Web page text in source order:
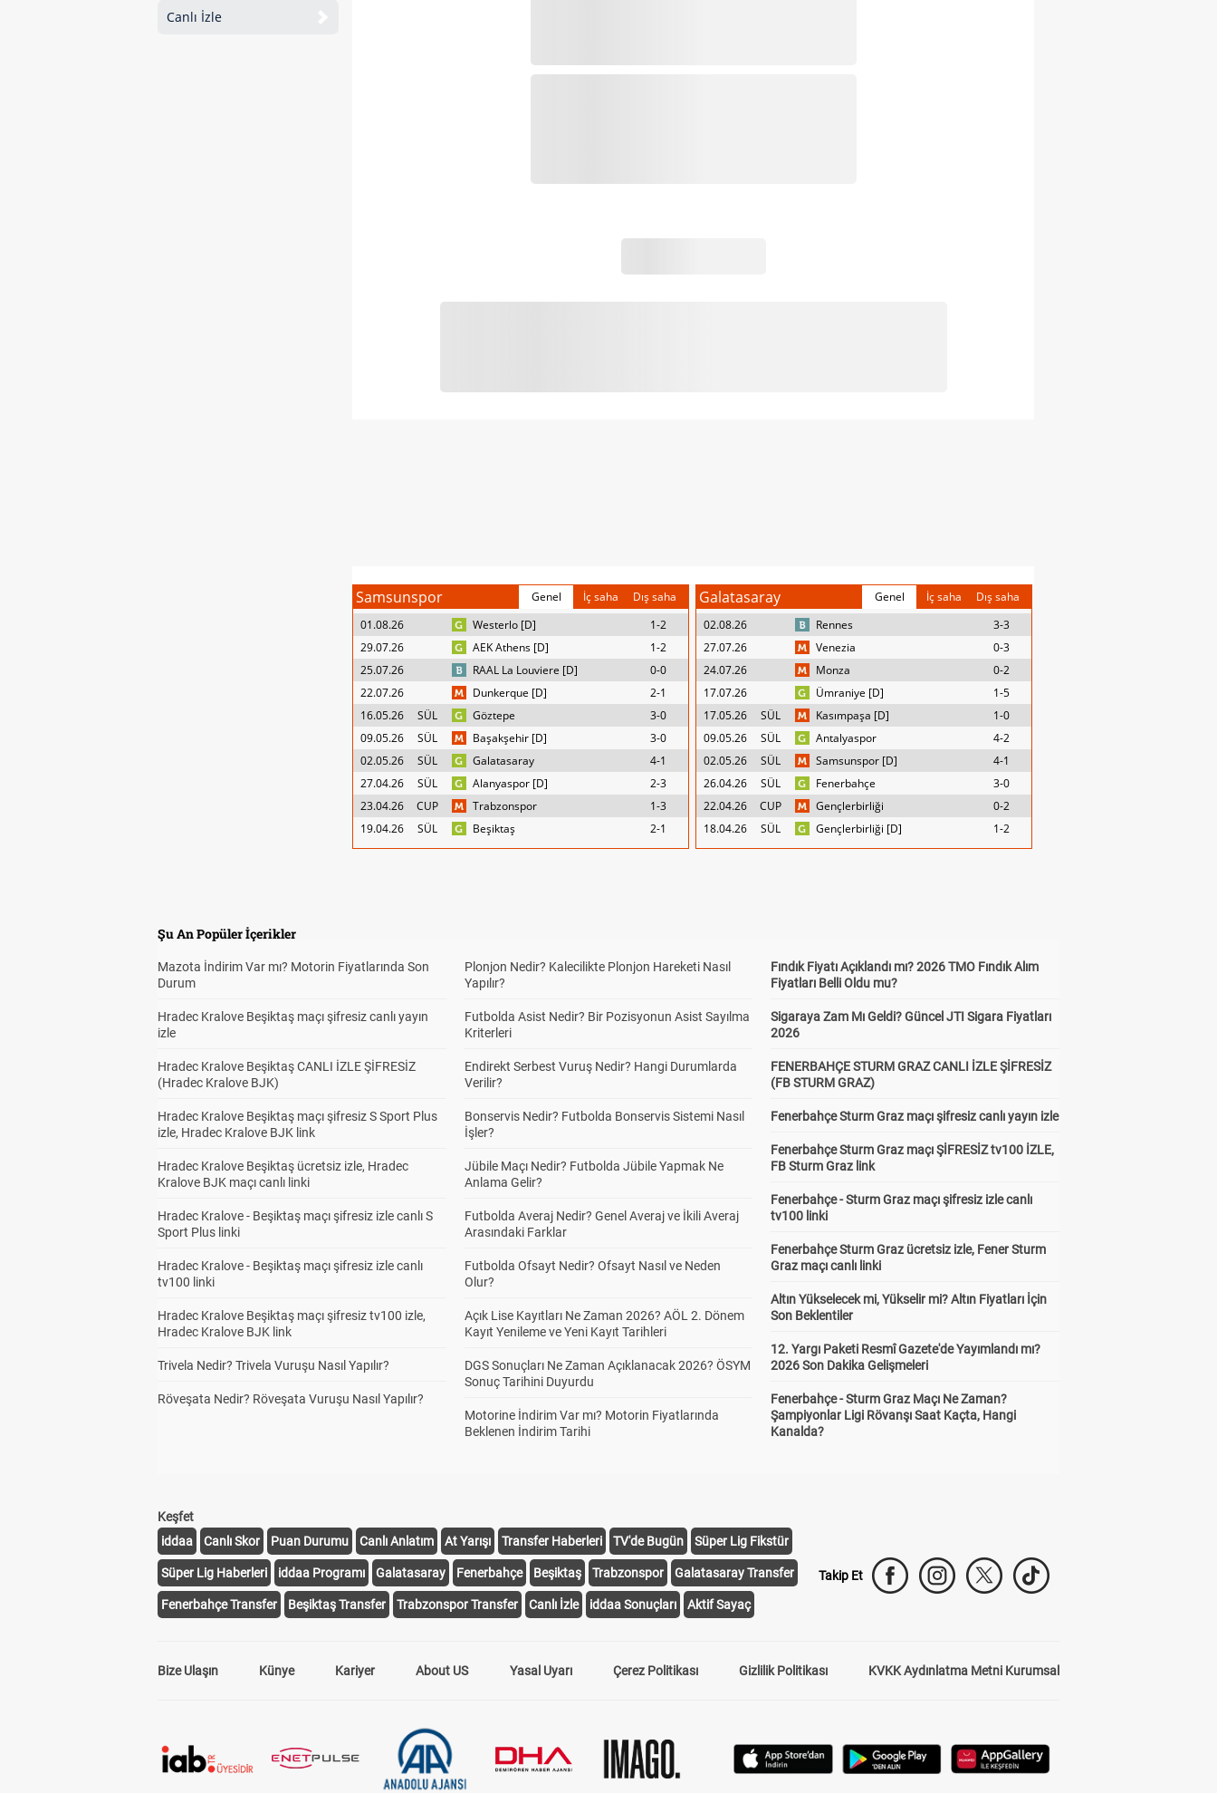
Canlı İzle
Samsunspor Genel İç saha
Dış saha
01.08.26
Westerlo [D]
1-2
29.07.26
AEK Athens [D]
1-2
25.07.26
RAAL La Louviere [D]
0-0
22.07.26
Dunkerque [D]
2-1
16.05.26
SÜL Göztepe
3-0
09.05.26
SÜL Başakşehir [D]
3-0
02.05.26
SÜL Galatasaray
4-1
27.04.26
SÜL Alanyaspor [D]
2-3
23.04.26
CUP Trabzonspor
1-3
19.04.26
SÜL Beşiktaş 2-1
Galatasaray Genel İç saha
Dış saha
02.08.26
Rennes
3-3
27.07.26
Venezia
0-3
24.07.26
Monza
0-2
17.07.26
Ümraniye [D]
1-5
17.05.26
SÜL Kasımpaşa [D]
1-0
09.05.26
SÜL Antalyaspor
4-2
02.05.26
SÜL Samsunspor [D]
4-1
26.04.26
SÜL Fenerbahçe
3-0
22.04.26
CUP Gençlerbirliği
0-2
18.04.26
SÜL Gençlerbirliği [D] 1-2
Şu An Popüler İçerikler
Mazota İndirim Var mı? Motorin Fiyatlarında Son
Durum
Hradec Kralove Beşiktaş maçı şifresiz canlı yayın
izle
Hradec Kralove Beşiktaş CANLI İZLE ŞİFRESİZ
(Hradec Kralove BJK)
Hradec Kralove Beşiktaş maçı şifresiz S Sport Plus
izle, Hradec Kralove BJK link
Hradec Kralove Beşiktaş ücretsiz izle, Hradec
Kralove BJK maçı canlı linki
Hradec Kralove - Beşiktaş maçı şifresiz izle canlı S
Sport Plus linki
Hradec Kralove - Beşiktaş maçı şifresiz izle canlı
tv100 linki
Hradec Kralove Beşiktaş maçı şifresiz tv100 izle,
Hradec Kralove BJK link
Trivela Nedir? Trivela Vuruşu Nasıl Yapılır?
Röveşata Nedir? Röveşata Vuruşu Nasıl Yapılır?
Plonjon Nedir? Kalecilikte Plonjon Hareketi Nasıl
Yapılır?
Futbolda Asist Nedir? Bir Pozisyonun Asist Sayılma
Kriterleri
Endirekt Serbest Vuruş Nedir? Hangi Durumlarda
Verilir?
Bonservis Nedir? Futbolda Bonservis Sistemi Nasıl
İşler?
Jübile Maçı Nedir? Futbolda Jübile Yapmak Ne
Anlama Gelir?
Futbolda Averaj Nedir? Genel Averaj ve İkili Averaj
Arasındaki Farklar
Futbolda Ofsayt Nedir? Ofsayt Nasıl ve Neden
Olur?
Açık Lise Kayıtları Ne Zaman 2026? AÖL 2. Dönem
Kayıt Yenileme ve Yeni Kayıt Tarihleri
DGS Sonuçları Ne Zaman Açıklanacak 2026? ÖSYM
Sonuç Tarihini Duyurdu
Motorine İndirim Var mı? Motorin Fiyatlarında
Beklenen İndirim Tarihi
Fındık Fiyatı Açıklandı mı? 2026 TMO Fındık Alım
Fiyatları Belli Oldu mu?
Sigaraya Zam Mı Geldi? Güncel JTI Sigara Fiyatları
2026
FENERBAHÇE STURM GRAZ CANLI İZLE ŞİFRESİZ
(FB STURM GRAZ)
Fenerbahçe Sturm Graz maçı şifresiz canlı yayın izle
Fenerbahçe Sturm Graz maçı ŞİFRESİZ tv100 İZLE,
FB Sturm Graz link
Fenerbahçe - Sturm Graz maçı şifresiz izle canlı
tv100 linki
Fenerbahçe Sturm Graz ücretsiz izle, Fener Sturm
Graz maçı canlı linki
Altın Yükselecek mi, Yükselir mi? Altın Fiyatları İçin
Son Beklentiler
12. Yargı Paketi Resmî Gazete'de Yayımlandı mı?
2026 Son Dakika Gelişmeleri
Fenerbahçe - Sturm Graz Maçı Ne Zaman?
Şampiyonlar Ligi Rövanşı Saat Kaçta, Hangi
Kanalda?
Keşfet
iddaa
Canlı Skor Puan Durumu Canlı Anlatım At Yarışı Transfer Haberleri TV'de Bugün Süper Lig Fikstür
Süper Lig Haberleri iddaa Programı Galatasaray Fenerbahçe Beşiktaş Trabzonspor Galatasaray Transfer
Fenerbahçe Transfer Beşiktaş Transfer Trabzonspor Transfer Canlı İzle iddaa Sonuçları Aktif Sayaç
Takip Et
Bize Ulaşın Künye Kariyer About US Yasal Uyarı Çerez Politikası Gizlilik Politikası KVKK Aydınlatma Metni Kurumsal